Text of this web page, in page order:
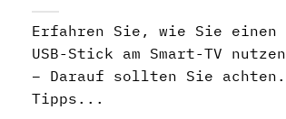
Erfahren Sie, wie Sie einen
USB-Stick am Smart-TV nutzen
– Darauf sollten Sie achten.
Tipps...